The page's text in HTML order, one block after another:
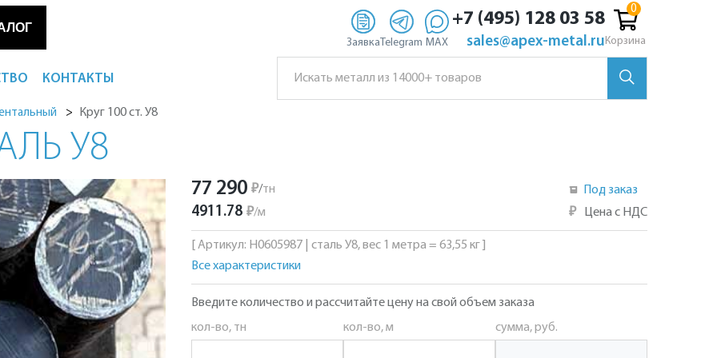
Заявка Telegram MAX
+7 (495) 128 03 58
sales@apex-metal.ru Корзина
КОНТАКТЫ
Круг 100 ст. У8
У8
77 290 ₽/тн
4911.78 ₽/м
Под заказ
₽
Цена с НДС
[ Артикул: Н0605987 | сталь У8, вес 1 метра = 63,55 кг ]
Все характеристики
Введите количество и рассчитайте цену на свой объем заказа
кол-во, тн
кол-во, м сумма, руб.